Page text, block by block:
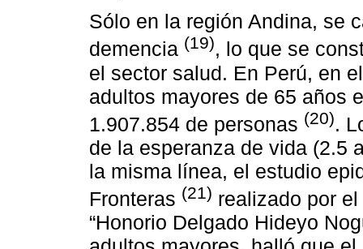
Sólo en la región Andina, se
demencia (19), lo que se
el sector salud. En Perú, en
adultos mayores de 65 años
1.907.854 de personas (20).
de la esperanza de vida (2.5
la misma línea, el estudio
Fronteras (21) realizado por
“Honorio Delgado Hideyo